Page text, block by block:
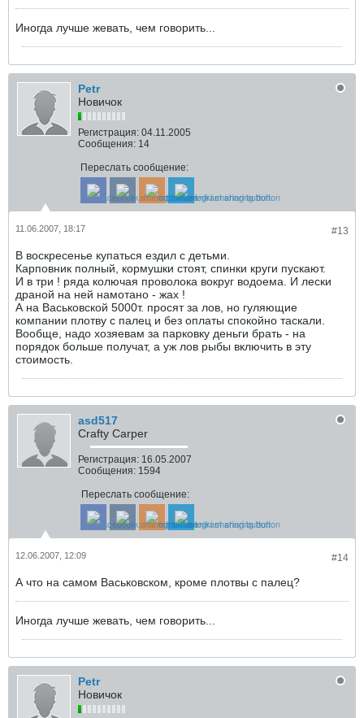
Иногда лучше жевать, чем говорить...
Petr
Новичок
Регистрация: 04.11.2005
Сообщения: 14
Переслать сообщение:
#13
11.06.2007, 18:17
В воскресенье купаться ездил с детьми.
Карповник полный, кормушки стоят, спинки круги пускают.
И в три ! ряда колючая проволока вокруг водоема. И лески
драной на ней намотано - жах !
А на Васьковской 5000т. просят за лов, но гуляющие
компании плотву с палец и без оплаты спокойно таскали.
Вообще, надо хозяевам за парковку деньги брать - на
порядок больше получат, а уж лов рыбы включить в эту
стоимость.
asd517
Crafty Carper
Регистрация: 16.05.2007
Сообщения: 1594
Переслать сообщение:
#14
12.06.2007, 12:09
А что на самом Васьковском, кроме плотвы с палец?
Иногда лучше жевать, чем говорить...
Petr
Новичок